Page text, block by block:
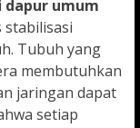
dapur umum
Tubuh yang
membutuhkan
jaringan dapat
setiap